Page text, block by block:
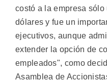
costó a la empresa
dólares y fue un
ejecutivos, aunque
extender la opción de
empleados", como
Asamblea de